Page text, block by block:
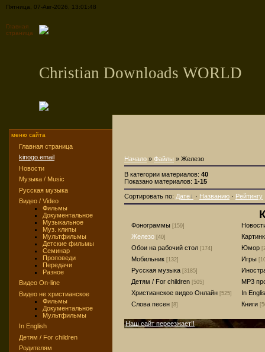
Пятница, 07-Авг-2026, 13:01:48
Главная
страница
Christian Downloads WORLD
меню сайта
Главная страница
kinogo.email
Новости
Музыка / Music
Русская музыка
Видео / Video
Фильмы
Документальное
Музыкальное
Муз. клипы
Мультфильмы
Детские фильмы
Семинар
Проповеди
Передачи
Разное
Видео On-line
Видео не христианское
Фильмы
Документальное
Мультфильмы
In English
Детям / For children
Родителям
Начало » Файлы » Железо
В категории материалов: 40
Показано материалов: 1-15
Сортировать по: Дате · Названию · Рейтингу
Фонограммы [159]
Железо [40]
Обои на рабочий стол [174] Юмор
Мобильник [132] Игры
Русская музыка [3185]
Детям / For children [505]
MP3
Христианское видео Онлайн [525]
In
Слова песен [8] Книги
Наш сайт переезжает!!